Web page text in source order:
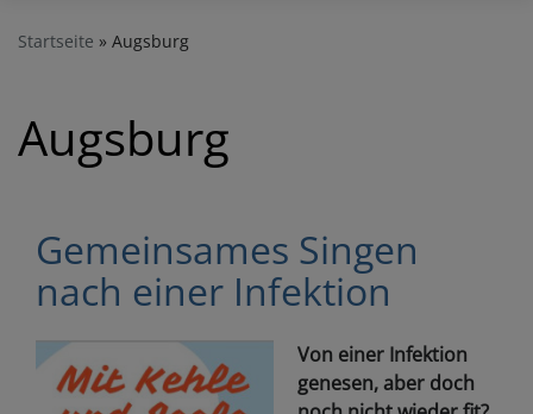
Startseite Augsburg
Augsburg
Gemeinsames Singen
nach einer Infektion
Von einer Infektion
genesen, aber doch